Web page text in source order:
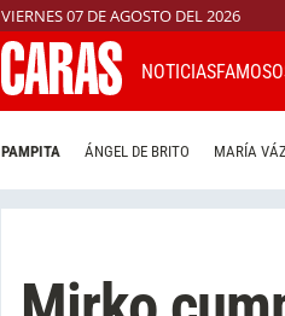
VIERNES 07 DE AGOSTO DEL 2026
NOTICIAS
PAMPITA ÁNGEL DE BRITO MARÍA